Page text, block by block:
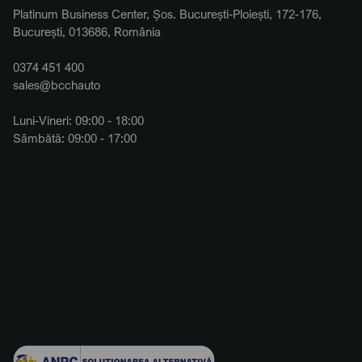
Platinum Business Center, Șos. București-Ploiești, 172-176,
București, 013686, România
0374 451 400
sales@bcchauto
Luni-Vineri: 09:00 - 18:00
Sâmbătă: 09:00 - 17:00